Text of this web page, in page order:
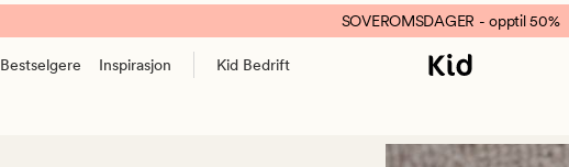
SOVEROMSDAGER - opptil 50%
Bestselgere Inspirasjon Kid Bedrift